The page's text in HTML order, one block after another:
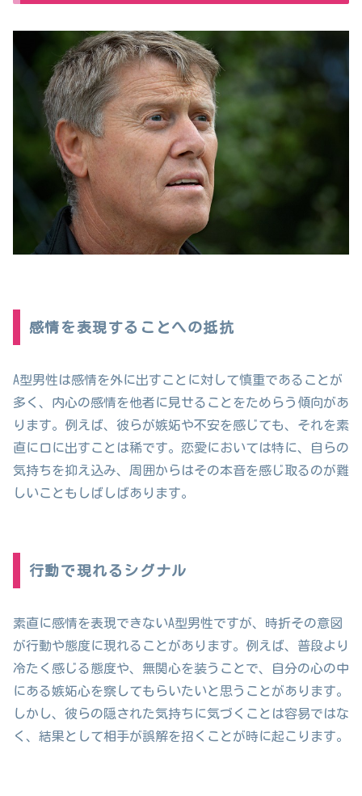
感情を表現することへの抵抗
A型男性は感情を外に出すことに対して慎重であることが
多く、内心の感情を他者に見せることをためらう傾向があ
ります。例えば、彼らが嫉妬や不安を感じても、それを素
直に口に出すことは稀です。恋愛においては特に、自らの
気持ちを抑え込み、周囲からはその本音を感じ取るのが難
しいこともしばしばあります。
行動で現れるシグナル
素直に感情を表現できないA型男性ですが、時折その意図
が行動や態度に現れることがあります。例えば、普段より
冷たく感じる態度や、無関心を装うことで、自分の心の中
にある嫉妬心を察してもらいたいと思うことがあります。
しかし、彼らの隠された気持ちに気づくことは容易ではな
く、結果として相手が誤解を招くことが時に起こります。